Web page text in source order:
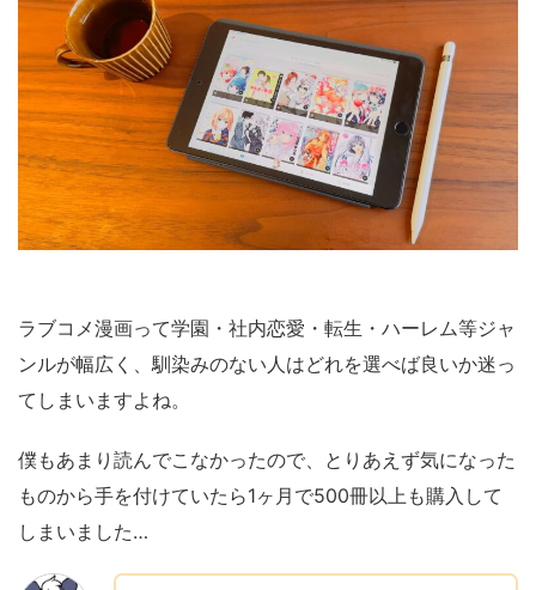
ラブコメ漫画って学園・社内恋愛・転生・ハーレム等ジャ
ンルが幅広く、馴染みのない人はどれを選べば良いか迷っ
てしまいますよね。
僕もあまり読んでこなかったので、とりあえず気になった
ものから手を付けていたら1ヶ月で500冊以上も購入して
しまいました…